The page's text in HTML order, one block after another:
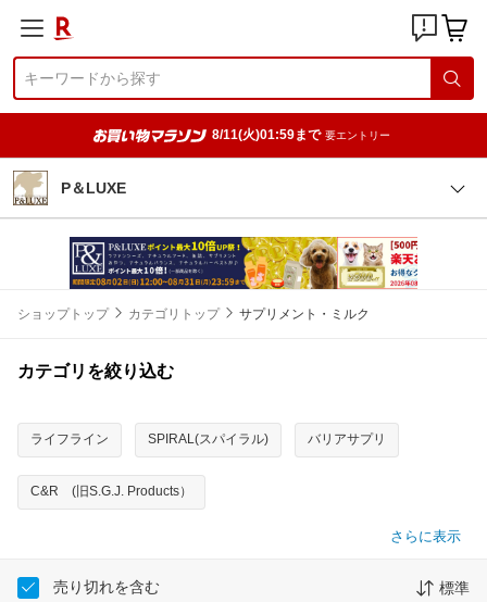
8/11(火)01:59まで 要エントリー
P＆LUXE
ショップトップ カテゴリトップ サプリメント・ミルク
カテゴリを絞り込む
ライフライン SPIRAL(スパイラル) バリアサプリ
C&R (旧S.G.J. Products）
さらに表示
売り切れを含む 標準